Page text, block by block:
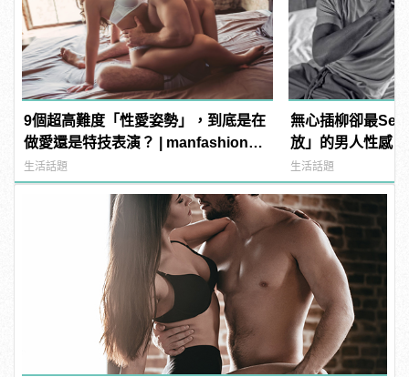
9個超高難度「性愛姿勢」，到底是在
做愛還是特技表演？ | manfashion這
樣變型男
生活話題
無心插柳卻最
放」的男人性感
manfashion這樣
生活話題